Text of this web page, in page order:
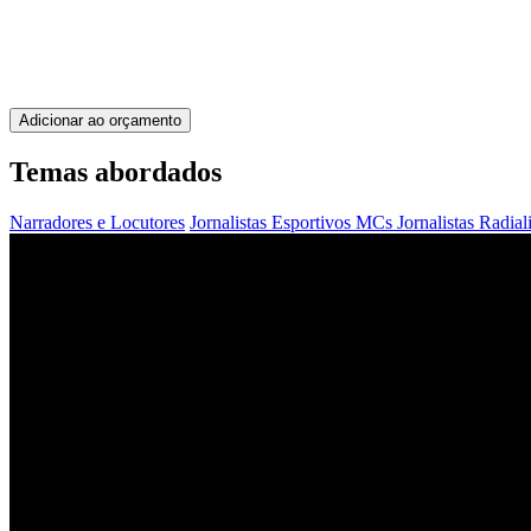
Adicionar ao orçamento
Temas abordados
Narradores e Locutores Jornalistas Esportivos MCs Jornalistas